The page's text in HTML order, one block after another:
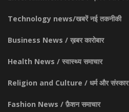
Technology news/खबरें नई तकनीकी
Business News / ख़बर कारोबार
Health News / स्वास्थ्य समाचार
Religion and Culture / धर्म और संस्कार
Fashion News / फ़ैशन समाचार